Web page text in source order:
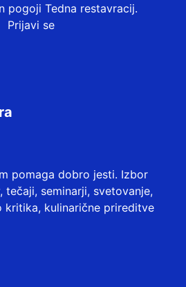
pogoji Tedna restavracij.
Prijavi se
pomaga dobro jesti. Izbor
tečaji, seminarji, svetovanje,
kritika, kulinarične prireditve